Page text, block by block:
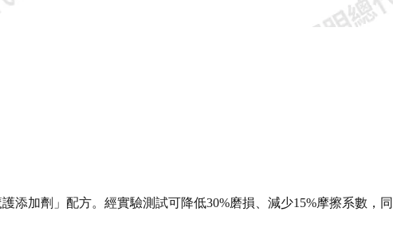
添加劑」配方。經實驗測試可降低30%磨損、減少15%摩擦系數